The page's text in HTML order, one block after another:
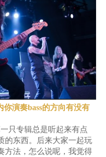
演奏bass的方向有没有
只专辑总是听起来有点
的东西。后来大家一起玩
方法，怎么说呢，我觉得